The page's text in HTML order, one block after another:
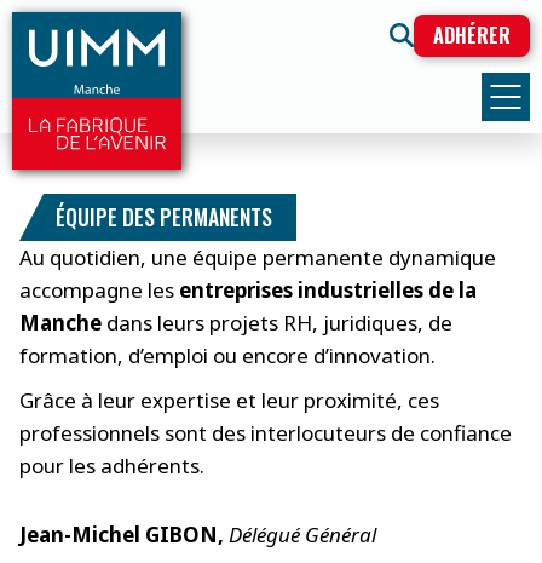
ADHÉRER
ÉQUIPE DES PERMANENTS
Au quotidien, une équipe permanente dynamique
accompagne les entreprises industrielles de la
Manche dans leurs projets RH, juridiques, de
formation, d’emploi ou encore d’innovation.
Grâce à leur expertise et leur proximité, ces
professionnels sont des interlocuteurs de confiance
pour les adhérents.
Jean-Michel GIBON, Délégué Général